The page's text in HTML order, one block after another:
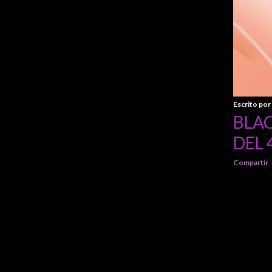
Escrito por
DEL
Compartir